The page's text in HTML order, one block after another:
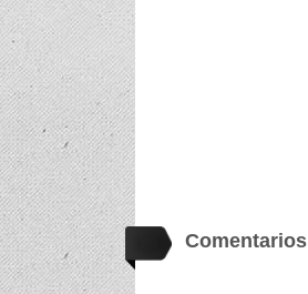
Comentarios